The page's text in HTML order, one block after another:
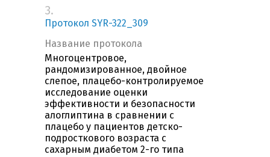
3.
Протокол SYR-322_309
Название протокола
Многоцентровое,
рандомизированное, двойное
слепое, плацебо-контролируемое
исследование оценки
эффективности и безопасности
алоглиптина в сравнении с
плацебо у пациентов детско-
подросткового возраста с
сахарным диабетом 2-го типа